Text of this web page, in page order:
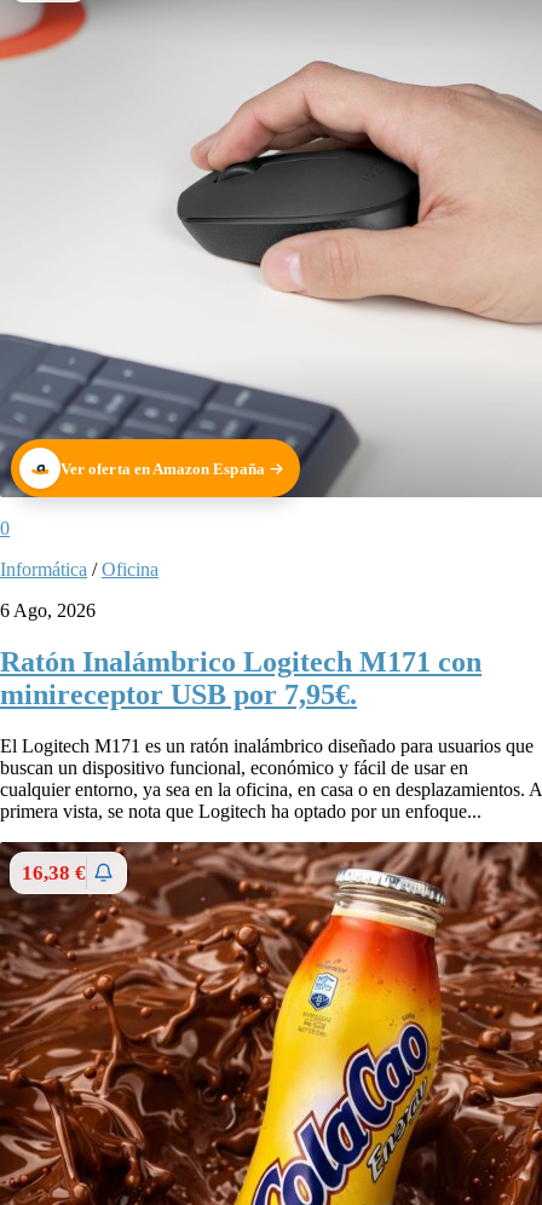
Ver oferta en Amazon España
0
Informática /Oficina
6 Ago, 2026
Ratón Inalámbrico Logitech M171 con
minireceptor USB por 7,95€.
El Logitech M171 es un ratón inalámbrico diseñado para usuarios que
buscan un dispositivo funcional, económico y fácil de usar en
cualquier entorno, ya sea en la oficina, en casa o en desplazamientos. A
primera vista, se nota que Logitech ha optado por un enfoque...
16,38 €